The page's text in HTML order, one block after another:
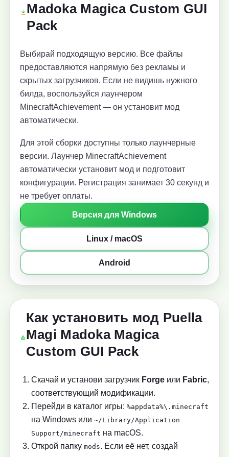
Madoka Magica Custom GUI
Pack
Выбирай подходящую версию. Все файлы
предоставляются напрямую без рекламы и
скрытых загрузчиков. Если не видишь нужного
билда, воспользуйся лаунчером
MinecraftAchievement — он установит мод
автоматически.
Для этой сборки доступны только лаунчерные
версии. Лаунчер MinecraftAchievement
автоматически установит мод и подготовит
конфигурации. Регистрация занимает 30 секунд и
не требует оплаты.
Версия для Windows
Linux / macOS
Android
Как установить мод Puella
Magi Madoka Magica
Custom GUI Pack
Скачай и установи загрузчик Forge или Fabric,
соответствующий модификации.
Перейди в каталог игры: %appdata%\.minecraft
на Windows или ~/Library/Application
Support/minecraft на macOS.
Открой папку mods. Если её нет, создай